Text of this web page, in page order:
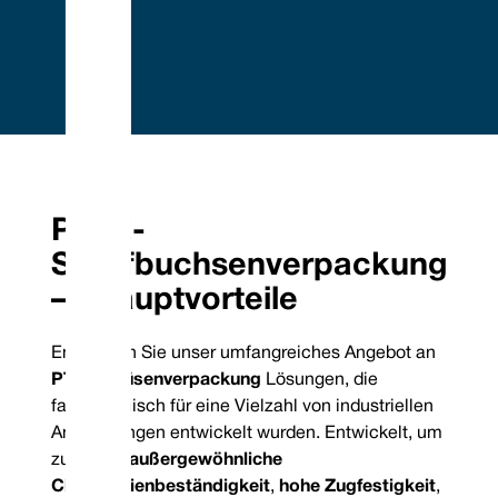
PTFE-
Expanded PTFE Gasketing
UK/World: +44 (0) 114 249 3333 | USA: +1 952 955 8800 |
www.vulcanseals.com | contact@vulcanseals.com
PTFE-
Stopfbuchsenverpackung
— Hauptvorteile
Entdecken Sie unser umfangreiches Angebot an
PTFE-Drüsenverpackung Lösungen, die
fachmännisch für eine Vielzahl von industriellen
Anwendungen entwickelt wurden. Entwickelt, um
zu liefern
außergewöhnliche
Chemikalienbeständigkeit, hohe Zugfestigkeit,